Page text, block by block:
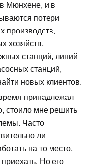
Мюнхене, и в
потери
производств,
хозяйств,
станций, линий
станций,
новых клиентов.
принадлежал
стоило мне решить
Часто
ли
на то место,
Но его